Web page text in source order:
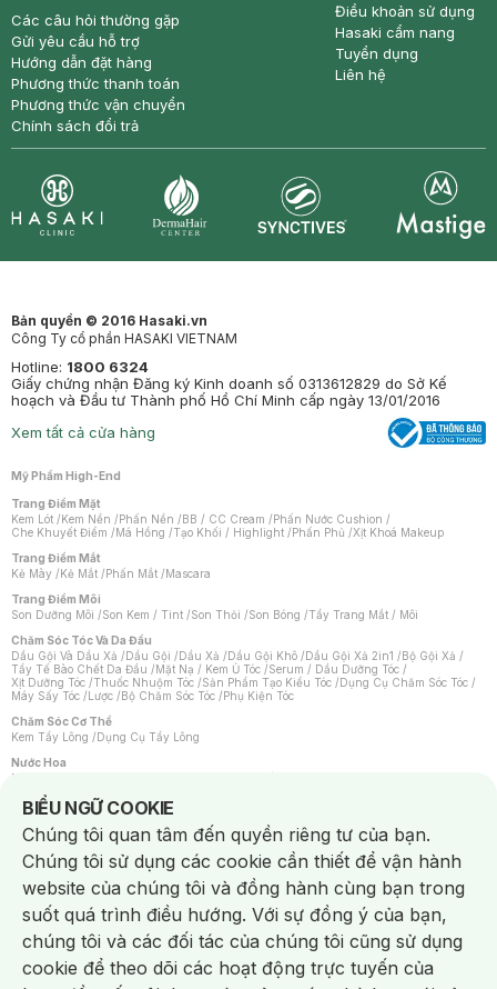
Các câu hỏi thường gặp
Gửi yêu cầu hỗ trợ
Hướng dẫn đặt hàng
Phương thức thanh toán
Phương thức vận chuyển
Chính sách đổi trả
Điều khoản sử dụng
Hasaki cẩm nang
Tuyển dụng
Liên hệ
Bản quyền © 2016 Hasaki.vn
Công Ty cổ phần HASAKI VIETNAM
Hotline: 1800 6324
Giấy chứng nhận Đăng ký Kinh doanh số 0313612829 do Sở Kế
hoạch và Đầu tư Thành phố Hồ Chí Minh cấp ngày 13/01/2016
Xem tất cả cửa hàng
Mỹ Phẩm High-End
Trang Điểm Mặt
Kem Lót /Kem Nền /Phấn Nền /BB / CC Cream /Phấn Nước Cushion /
Che Khuyết Điểm /Má Hồng /Tạo Khối / Highlight /Phấn Phủ /Xịt Khoá Makeup
Trang Điểm Mắt
Kẻ Mày /Kẻ Mắt /Phấn Mắt /Mascara
Trang Điểm Môi
Son Dưỡng Môi /Son Kem / Tint /Son Thỏi /Son Bóng /Tẩy Trang Mắt / Môi
Chăm Sóc Tóc Và Da Đầu
Dầu Gội Và Dầu Xả /Dầu Gội /Dầu Xả /Dầu Gội Khô /Dầu Gội Xả 2in1 /Bộ Gội Xả /
Tẩy Tế Bào Chết Da Đầu /Mặt Nạ / Kem Ủ Tóc /Serum / Dầu Dưỡng Tóc /
Xịt Dưỡng Tóc /Thuốc Nhuộm Tóc /Sản Phẩm Tạo Kiểu Tóc /Dụng Cụ Chăm Sóc Tóc /
Máy Sấy Tóc /Lược /Bộ Chăm Sóc Tóc /Phụ Kiện Tóc
Chăm Sóc Cơ Thể
Kem Tẩy Lông /Dụng Cụ Tẩy Lông
Nước Hoa
Nước Hoa Nữ
Chăm Sóc Cá Nhân
Chống Muỗi /Khẩu Trang /Máy Massage/Mặt Nạ Xông Hơi /Nước Rửa Tay/
Sản Phẩm Chăm Sóc Khác /Bàn Chải Đánh Răng /Bàn Chải Điện/
Hỗ Trợ Trắng Răng/Kem Đánh Răng /Máy Tăm Nước/ Nước Súc Miệng/
Tăm / Chỉ Nha Khoa/ Xịt Thơm Miệng / Dung Dịch Vệ Sinh/Dưỡng Vùng Kín/
Khăn Ướt Vệ Sinh Vùng Kín/Băng Vệ Sinh/Tampon/Bọt Cạo Râu /Dao Cạo Râu/
Máy Cạo Râu
Vấn Đề Về Da
Da Dầu / Lỗ Chân Lông To/ Da Khô / Mất Nước/ Da Lão Hóa/ Da Mụn/
Da Nhạy Cảm / Kích Ứng
Da Xỉn Màu Thâm / Nám / Tàn Nhang
Quầng Thâm & Bọng Mắt /Sẹo /Viêm Da Cơ Địa
BIỂU NGỮ COOKIE
Notice about cookies usage
Chúng tôi quan tâm đến quyền riêng tư của bạn.
Chúng tôi sử dụng các cookie cần thiết để vận hành
website của chúng tôi và đồng hành cùng bạn trong
suốt quá trình điều hướng. Với sự đồng ý của bạn,
chúng tôi và các đối tác của chúng tôi cũng sử dụng
cookie để theo dõi các hoạt động trực tuyến của